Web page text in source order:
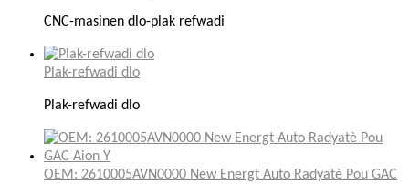
CNC-masinen dlo-plak refwadi
Plak-refwadi dlo
Plak-refwadi dlo
OEM: 2610005AVN0000 New Energt Auto Radyatè Pou GAC